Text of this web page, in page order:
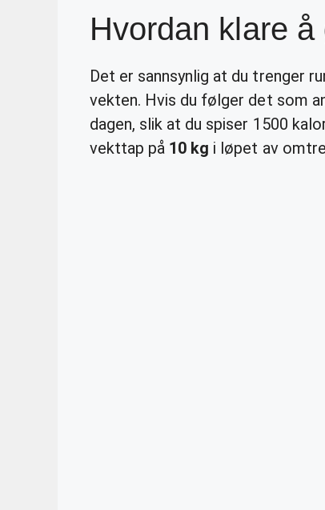
Hvordan klare
Det er sannsynlig at du trenger
vekten. Hvis du følger det som
dagen, slik at du spiser 1500
vekttap på 10 kg i løpet av